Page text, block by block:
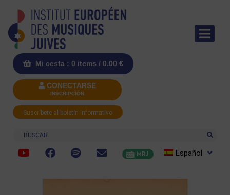
Mi cesta : 0 items / 0.00 €
CONECTARSE
INSCRIPCIÓN
Suscríbete al boletín informativo
Buscar
MRJ Español